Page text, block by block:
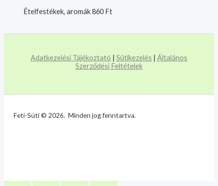
Ételfestékek, aromák860 Ft
Adatkezelési Tájékoztató | Sütikezelés | Általános
Szerződési Feltételek
Feti-Süti © 2026. Minden jog fenntartva.